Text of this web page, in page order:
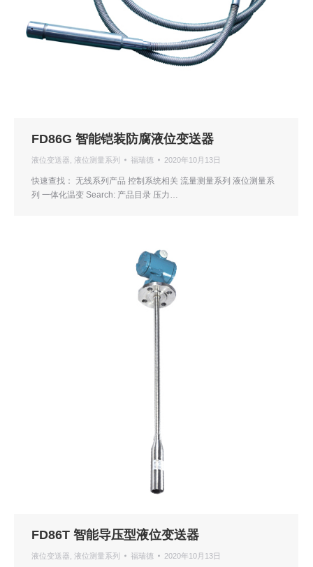
FD86G 智能铠装防腐液位变送器
液位变送器 液位测量系列 福瑞德 2020年10月13日
快速查找： 无线系列产品 控制系统相关 流量测量系列 液位测量系
列 一体化温变 Search: 产品目录 压力…
FD86T 智能导压型液位变送器
液位变送器 液位测量系列 福瑞德 2020年10月13日